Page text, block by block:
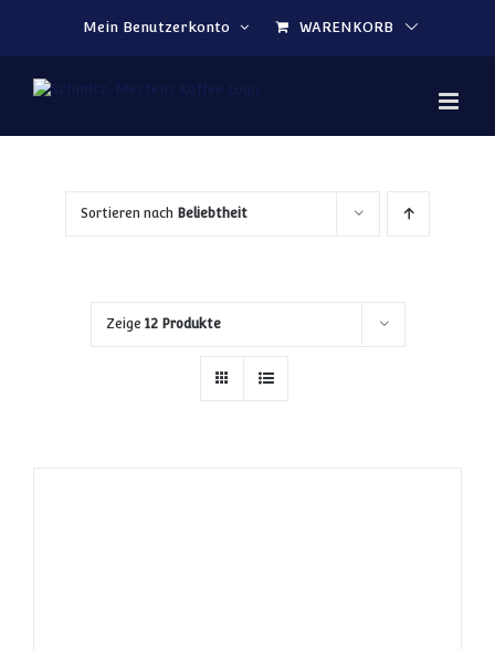
Mein Benutzerkonto
WARENKORB
Sortieren nach Beliebtheit
Zeige 12 Produkte